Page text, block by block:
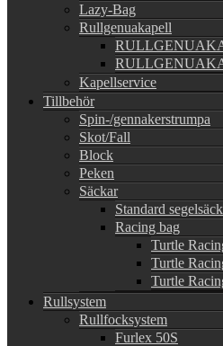
Lazy-Bag
Rullgenuakapell
Kapellservice
Tillbehör
Spin-/gennakerstrumpa
Skot/Fall
Block
Peken
Säckar
Standard segelsäck
Racing bag
Turtle
Turtle
Turtle
Rullsystem
Rullfocksystem
Furlex 50S